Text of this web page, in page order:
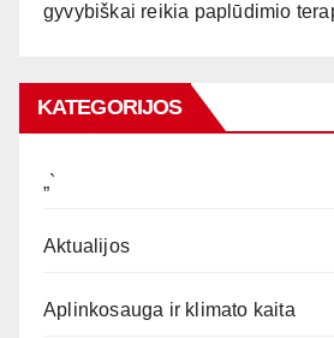
gyvybiškai reikia paplūdimio
KATEGORIJOS
„`
Aktualijos
Aplinkosauga ir klimato kaita